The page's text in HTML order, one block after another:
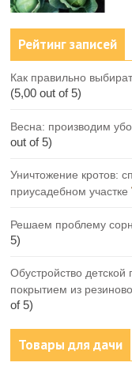
Рейтинг записей
Как правильно
(5,00 out of 5)
Весна: производим
out of 5)
Уничтожение кротов:
приусадебном участке
Решаем проблему
5)
Обустройство
покрытием из
of 5)
Товары для дачи